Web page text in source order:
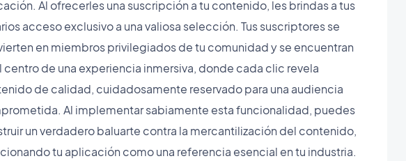
Al ofrecerles una suscripción a tu contenido, les brindas a tus
acceso exclusivo a una valiosa selección. Tus suscriptores se
en miembros privilegiados de tu comunidad y se encuentran
centro de una experiencia inmersiva, donde cada clic revela
de calidad, cuidadosamente reservado para una audiencia
Al implementar sabiamente esta funcionalidad, puedes
un verdadero baluarte contra la mercantilización del contenido,
tu aplicación como una referencia esencial en tu industria.